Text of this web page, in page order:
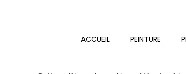
ACCUEIL PEINTURE